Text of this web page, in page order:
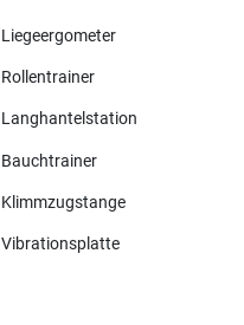
Liegeergometer
Rollentrainer
Langhantelstation
Bauchtrainer
Klimmzugstange
Vibrationsplatte